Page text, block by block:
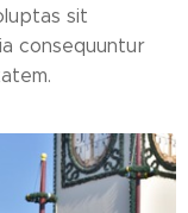
sit
consequuntur